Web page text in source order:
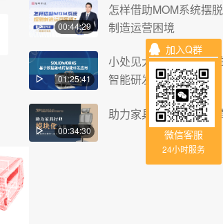
00:44:29
怎样借助MOM系统摆脱
制造运营困境
01:25:41
小处见大基于数据驱动
智能研发应用
00:34:30
助力家具行业模块化变
加入Q群
微信客服
24小时服务